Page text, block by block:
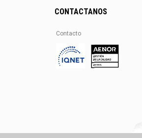
CONTACTANOS
Contacto